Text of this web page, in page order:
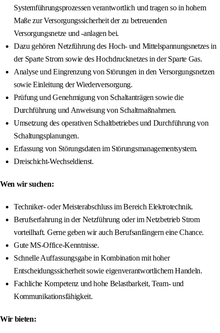
Systemführungsprozessen verantwortlich und tragen so in hohem
Maße zur Versorgungssicherheit der zu betreuenden
Versorgungsnetze und -anlagen bei.
Dazu gehören Netzführung des Hoch- und Mittelspannungsnetzes in
der Sparte Strom sowie des Hochdrucknetzes in der Sparte Gas.
Analyse und Eingrenzung von Störungen in den Versorgungsnetzen
sowie Einleitung der Wiederversorgung.
Prüfung und Genehmigung von Schaltanträgen sowie die
Durchführung und Anweisung von Schaltmaßnahmen.
Umsetzung des operativen Schaltbetriebes und Durchführung von
Schaltungsplanungen.
Erfassung von Störungsdaten im Störungsmanagementsystem.
Dreischicht-Wechseldienst.
Wen wir suchen:
Techniker- oder Meisterabschluss im Bereich Elektrotechnik.
Berufserfahrung in der Netzführung oder im Netzbetrieb Strom
vorteilhaft. Gerne geben wir auch Berufsanfängern eine Chance.
Gute MS-Office-Kenntnisse.
Schnelle Auffassungsgabe in Kombination mit hoher
Entscheidungssicherheit sowie eigenverantwortlichem Handeln.
Fachliche Kompetenz und hohe Belastbarkeit, Team- und
Kommunikationsfähigkeit.
Wir bieten: